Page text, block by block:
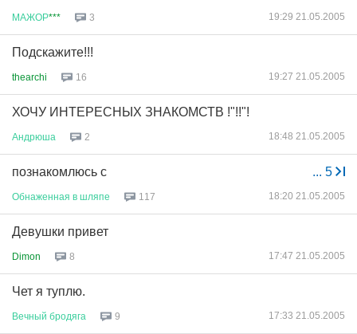
МАЖОР*** 3 19:29 21.05.2005
Подскажите!!!
thearchi 16 19:27 21.05.2005
ХОЧУ ИНТЕРЕСНЫХ ЗНАКОМСТВ !"!!"!
Андрюша 2 18:48 21.05.2005
... 5
познакомлюсь с
Обнаженная в шляпе 117 18:20 21.05.2005
Девушки привет
Dimon 8 17:47 21.05.2005
Чет я туплю.
Вечный бродяга 9 17:33 21.05.2005